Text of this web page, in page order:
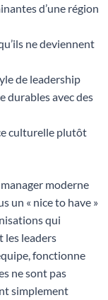
d’une région
ne deviennent
de leadership
durables avec des
culturelle plutôt
moderne
un « nice to have »
qui
les leaders
fonctionne
ne sont pas
simplement